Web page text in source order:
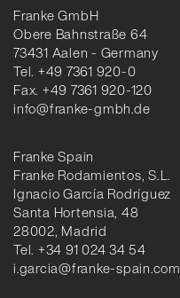
Franke GmbH
Obere Bahnstraße 64
73431 Aalen - Germany
Tel. +49 7361 920-0
Fax. +49 7361 920-120
info@franke-gmbh.de
Franke Spain
Franke Rodamientos, S.L.
Ignacio García Rodríguez
Santa Hortensia, 48
28002, Madrid
Tel. +34 91 024 34 54
i.garcia@franke-spain.com